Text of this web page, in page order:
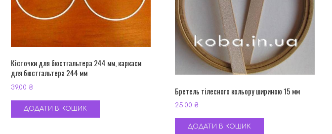
Кісточки для бюстгальтера 244 мм, каркаси
для бюстгальтера 244 мм
39.00 ₴
ДОДАТИ В КОШИК
Бретель тілесного кольору шириною 15 мм
25.00 ₴
ДОДАТИ В КОШИК